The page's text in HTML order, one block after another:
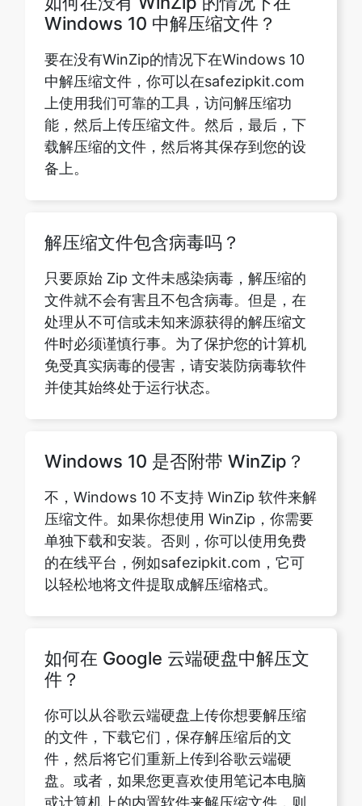
中解压缩文件，你可以在safezipkit.com
上使用我们可靠的工具，访问解压缩功
能，然后上传压缩文件。然后，最后，下
载解压缩的文件，然后将其保存到您的设
备上。
解压缩文件包含病毒吗？
处理从不可信或未知来源获得的解压缩文
件时必须谨慎行事。为了保护您的计算机
免受真实病毒的侵害，请安装防病毒软件
并使其始终处于运行状态。
Windows 10 是否附带 WinZip？
单独下载和安装。否则，你可以使用免费
的在线平台，例如safezipkit.com，它可
以轻松地将文件提取成解压缩格式。
如何在 Google 云端硬盘中解压文
的文件，下载它们，保存解压缩后的文
件，然后将它们重新上传到谷歌云端硬
盘。或者，如果您更喜欢使用笔记本电脑
或计算机上的内置软件来解压缩文件，则
需要从 Google 云端硬盘下载该文件，解
压缩文件，然后将解压缩后的文件上传回
您的 Google 云端硬盘。另一种方法是使